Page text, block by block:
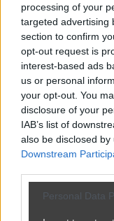
processing of your
targeted advertising
section to confirm
opt-out request is
interest-based ads
us or personal
your opt-out. You
disclosure of your
IAB’s list of
also be disclosed
Downstream
Personal Data